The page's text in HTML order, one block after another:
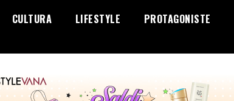
CULTURA LIFESTYLE PROTAGONISTE